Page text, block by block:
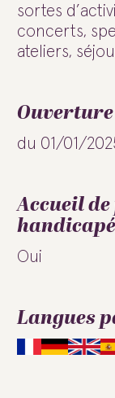
sortes
concerts,
ateliers,
Ouverture
du 01/01/
Accueil
Oui
Langues